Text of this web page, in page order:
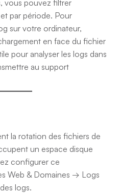
vous pouvez filtrer
par période. Pour
sur votre ordinateur,
en face du fichier
pour analyser les logs dans
au support
la rotation des fichiers de
un espace disque
configurer ce
Web & Domaines → Logs
logs.